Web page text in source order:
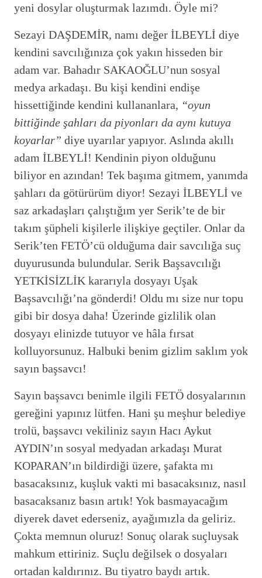
yeni dosylar oluşturmak lazımdı. Öyle mi?
Sezayi DAŞDEMİR, namı değer İLBEYLİ diye
kendini savcılığınıza çok yakın hisseden bir
adam var. Bahadır SAKAOĞLU’nun sosyal
medya arkadaşı. Bu kişi kendini endişe
hissettiğinde kendini kullananlara, “oyun
bittiğinde şahları da piyonları da aynı kutuya
koyarlar” diye uyarılar yapıyor. Aslında akıllı
adam İLBEYLİ! Kendinin piyon olduğunu
biliyor en azından! Tek başıma gitmem, yanımda
şahları da götürürüm diyor! Sezayi İLBEYLİ ve
saz arkadaşları çalıştığım yer Serik’te de bir
takım şüpheli kişilerle ilişkiye geçtiler. Onlar da
Serik’ten FETÖ’cü olduğuma dair savcılığa suç
duyurusunda bulundular. Serik Başsavcılığı
YETKİSİZLİK kararıyla dosyayı Uşak
Başsavcılığı’na gönderdi! Oldu mı size nur topu
gibi bir dosya daha! Üzerinde gizlilik olan
dosyayı elinizde tutuyor ve hâla fırsat
kolluyorsunuz. Halbuki benim gizlim saklım yok
sayın başsavcı!
Sayın başsavcı benimle ilgili FETÖ dosyalarının
gereğini yapınız lütfen. Hani şu meşhur belediye
trolü, başsavcı vekiliniz sayın Hacı Aykut
AYDIN’ın sosyal medyadan arkadaşı Murat
KOPARAN’ın bildirdiği üzere, şafakta mı
basacaksınız, kuşluk vakti mi basacaksınız, nasıl
basacaksanız basın artık! Yok basmayacağım
diyerek davet ederseniz, ayağımızla da geliriz.
Çokta memnun oluruz! Sonuç olarak suçluysak
mahkum ettiriniz. Suçlu değilsek o dosyaları
ortadan kaldırınız. Bu tiyatro baydı artık.